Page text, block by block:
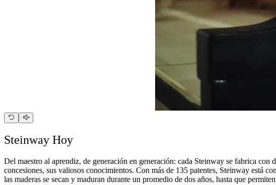
Steinway Hoy
Del maestro al aprendiz, de generación en generación: cada Steinway se fabrica
concesiones, sus valiosos conocimientos. Con más de 135 patentes, Steinway está
las maderas se secan y maduran durante un promedio de dos años, hasta que